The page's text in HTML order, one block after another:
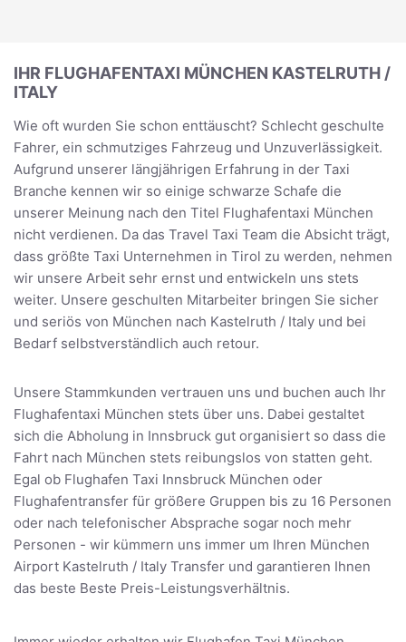
IHR FLUGHAFENTAXI MÜNCHEN KASTELRUTH /
ITALY
Wie oft wurden Sie schon enttäuscht? Schlecht geschulte
Fahrer, ein schmutziges Fahrzeug und Unzuverlässigkeit.
Aufgrund unserer längjährigen Erfahrung in der Taxi
Branche kennen wir so einige schwarze Schafe die
unserer Meinung nach den Titel Flughafentaxi München
nicht verdienen. Da das Travel Taxi Team die Absicht trägt,
dass größte Taxi Unternehmen in Tirol zu werden, nehmen
wir unsere Arbeit sehr ernst und entwickeln uns stets
weiter. Unsere geschulten Mitarbeiter bringen Sie sicher
und seriös von München nach Kastelruth / Italy und bei
Bedarf selbstverständlich auch retour.
Unsere Stammkunden vertrauen uns und buchen auch Ihr
Flughafentaxi München stets über uns. Dabei gestaltet
sich die Abholung in Innsbruck gut organisiert so dass die
Fahrt nach München stets reibungslos von statten geht.
Egal ob Flughafen Taxi Innsbruck München oder
Flughafentransfer für größere Gruppen bis zu 16 Personen
oder nach telefonischer Absprache sogar noch mehr
Personen - wir kümmern uns immer um Ihren München
Airport Kastelruth / Italy Transfer und garantieren Ihnen
das beste Beste Preis-Leistungsverhältnis.